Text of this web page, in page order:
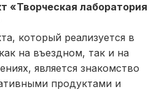
«Творческая лаборатория
который реализуется в
на въездном, так и на
является знакомство
продуктами и